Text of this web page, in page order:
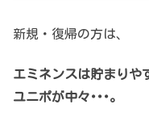
新規・復帰の方は、
エミネンスは貯まりや
ユニポが中々･･･。